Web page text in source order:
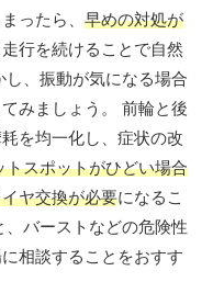
ったら、 早めの対処が
行を続けることで自然
、振動が気になる場合
みましょう。 前輪と後
を均一化し、症状の改
トスポットがひどい場合
ヤ交換が必要になるこ
バーストなどの危険性
相談することをおすす